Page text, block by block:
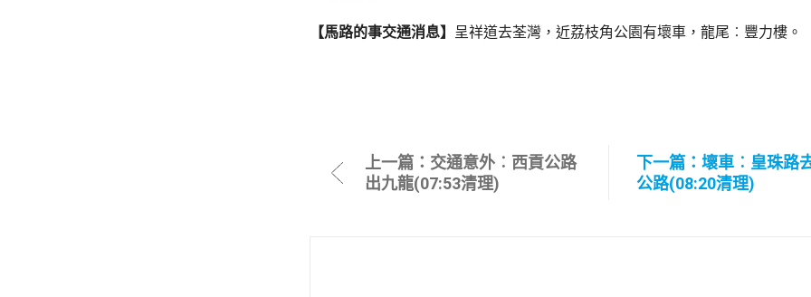
【馬路的事交通消息】 呈祥道去荃灣，近荔枝角公園有壞車，龍尾︰豐力樓。
上一篇：交通意外︰西貢公路
出九龍(07:53清理)
下一篇：壞車︰皇珠路
公路(08:20清理)